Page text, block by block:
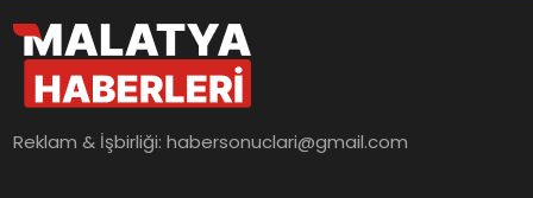
TEKNOLOJI
Reklam & İşbirliği:habersonuclari@gmail.com